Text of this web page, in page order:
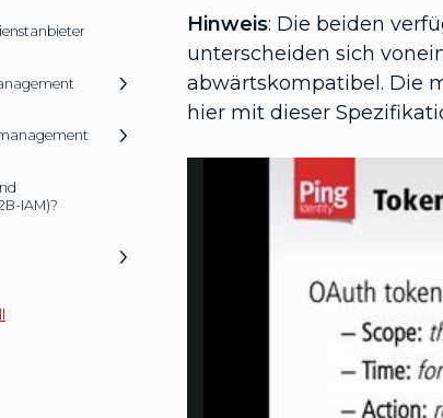
IAM)?
Hinweis: Die beiden
unterscheiden sich
abwärtskompatibel. Die
hier mit dieser